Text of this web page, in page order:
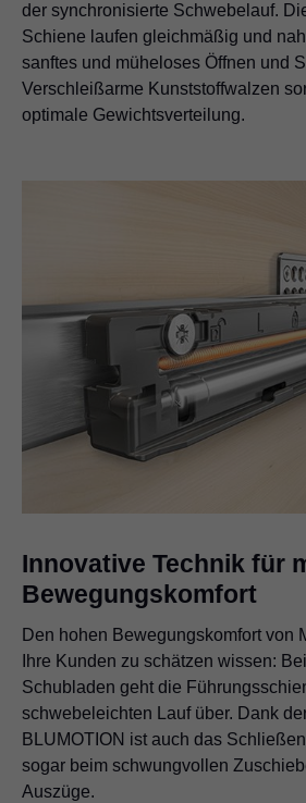
der synchronisierte Schwebelauf.
Schiene laufen gleichmäßig und
sanftes und müheloses Öffnen und
Verschleißarme Kunststoffwalzen
optimale Gewichtsverteilung.
Innovative Technik für
Bewegungskomfort
Den hohen Bewegungskomfort von
Ihre Kunden zu schätzen wissen:
Schubladen geht die
schwebeleichten Lauf über. Dank
BLUMOTION ist auch das
sogar beim schwungvollen
Auszüge.